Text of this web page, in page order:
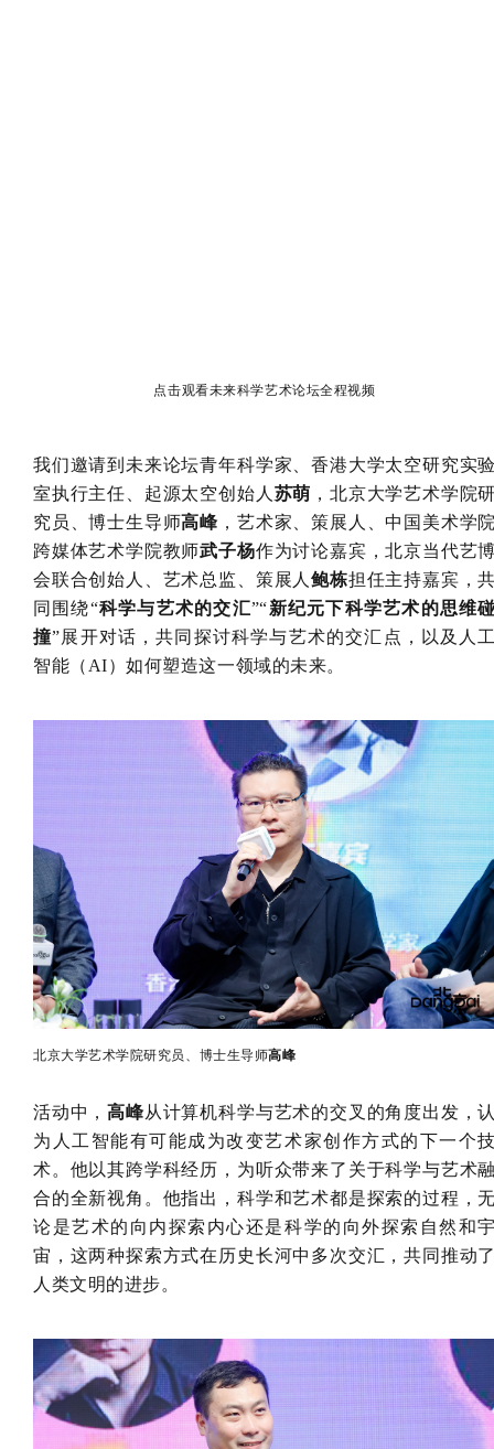
点击观看未来科学艺术论坛全程视频
我们邀请到未来论坛青年科学家、香港大学太空研究实
室执行主任、起源太空创始人 苏萌 ，北京大学艺术学院
究员、博士生导师高峰 ，艺术家、策展人、中国美术学
跨媒体艺术学院教师武子杨作为讨论嘉宾，北京当代艺
会联合创始人、艺术总监、策展人鲍栋担任主持嘉宾，
同围绕“科学与艺术的交汇”“新纪元下科学艺术的思维
撞”展开对话，共同探讨科学与艺术的交汇点，以及人
智能（AI）如何塑造这一领域的未来。
北京大学艺术学院研究员、博士生导师高峰
活动中，高峰从计算机科学与艺术的交叉的角度出发，
为人工智能有可能成为改变艺术家创作方式的下一个
术。他以其跨学科经历，为听众带来了关于科学与艺术
合的全新视角。他指出，科学和艺术都是探索的过程，
论是艺术的向内探索内心还是科学的向外探索自然和
宙，这两种探索方式在历史长河中多次交汇，共同推动
人类文明的进步。